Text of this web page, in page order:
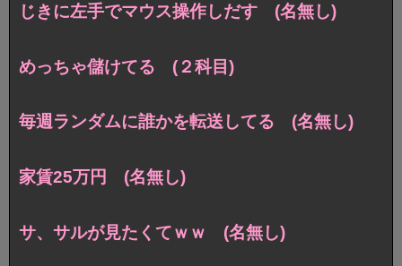
じきに左手でマウス操作しだす (名無し)
めっちゃ儲けてる (２科目)
毎週ランダムに誰かを転送してる (名無し)
家賃25万円 (名無し)
サ、サルが見たくてｗｗ (名無し)